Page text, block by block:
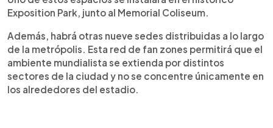
Exposition Park, junto al Memorial Coliseum.
Además, habrá otras nueve sedes distribuidas a lo largo
de la metrópolis. Esta red de fan zones permitirá que el
ambiente mundialista se extienda por distintos
sectores de la ciudad y no se concentre únicamente en
los alrededores del estadio.